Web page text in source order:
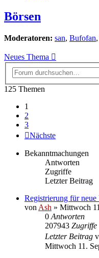
Börsen
Moderatoren: san, Bufofan,
Neues Thema
125 Themen
1
2
3
Nächste
Bekanntmachungen
Antworten
Zugriffe
Letzter Beitrag
Registrierung für neue
von Ash » Mittwoch
0 Antworten
207943 Zugriffe
Letzter Beitrag
Mittwoch 11.